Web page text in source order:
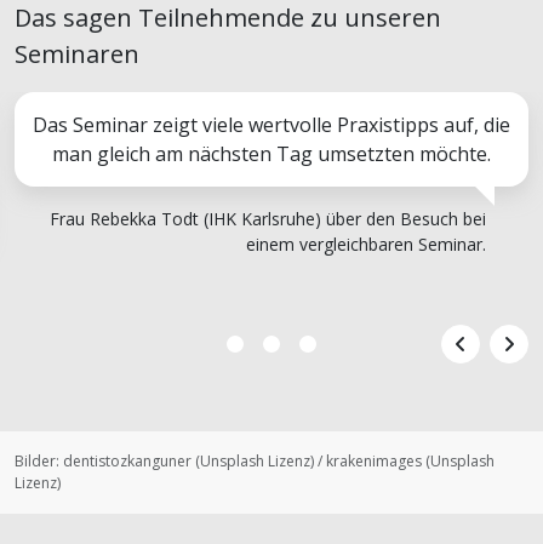
Das sagen Teilnehmende zu unseren
Seminaren
Das Seminar zeigt viele wertvolle Praxistipps auf, die
man gleich am nächsten Tag umsetzten möchte.
Frau Rebekka Todt (IHK Karlsruhe) über den Besuch bei
einem vergleichbaren Seminar.
Bilder: dentistozkanguner (Unsplash Lizenz)/ krakenimages (Unsplash
Lizenz)